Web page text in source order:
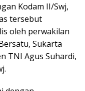
Kodam II/Swj,
tersebut
oleh perwakilan
Sukarta
TNI Agus Suhardi,